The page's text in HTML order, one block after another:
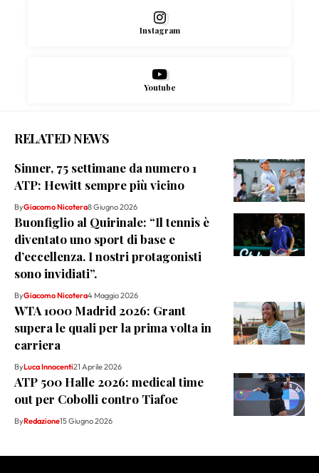
Instagram
Youtube
RELATED NEWS
Sinner, 75 settimane da numero 1
ATP: Hewitt sempre più vicino
ByGiacomo Nicotera8 Giugno 2026
Buonfiglio al Quirinale: “Il tennis è
diventato uno sport di base e
d’eccellenza. I nostri protagonisti
sono invidiati”.
ByGiacomo Nicotera4 Maggio 2026
WTA 1000 Madrid 2026: Grant
supera le quali per la prima volta in
carriera
ByLuca Innocenti21 Aprile 2026
ATP 500 Halle 2026: medical time
out per Cobolli contro Tiafoe
ByRedazione15 Giugno 2026